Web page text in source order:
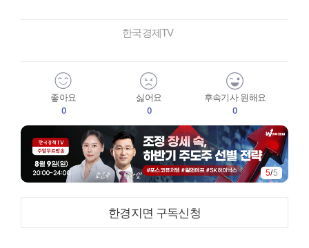
한국경제TV
좋아요
0
싫어요
0
후속기사 원해요
0
5/5
한경지면 구독신청